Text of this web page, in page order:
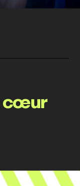
cœur